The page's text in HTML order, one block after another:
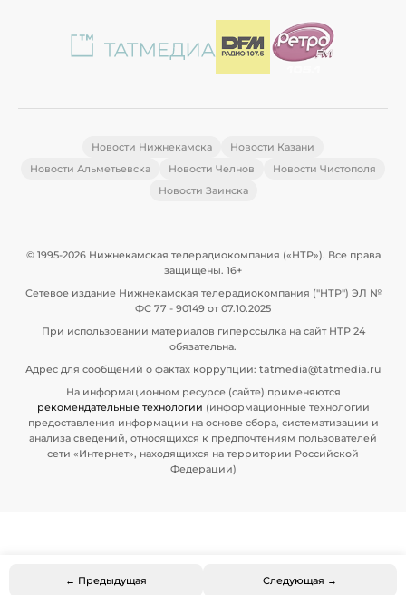
← Предыдущая Следующая →
Новости Нижнекамска
Новости Казани
Новости Альметьевска
Новости Челнов
Новости Чистополя
Новости Заинска
© 1995-2026 Нижнекамская телерадиокомпания («НТР»). Все права
защищены. 16+
Сетевое издание Нижнекамская телерадиокомпания ("НТР") ЭЛ №
ФС 77 - 90149 от 07.10.2025
При использовании материалов гиперссылка на сайт НТР 24
обязательна.
Адрес для сообщений о фактах коррупции: tatmedia@tatmedia.ru
На информационном ресурсе (сайте) применяются
рекомендательные технологии (информационные технологии
предоставления информации на основе сбора, систематизации и
анализа сведений, относящихся к предпочтениям пользователей
сети «Интернет», находящихся на территории Российской
Федерации)